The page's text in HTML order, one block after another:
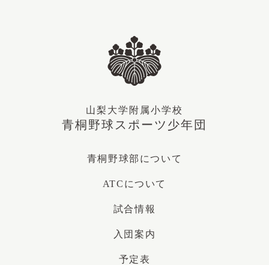
山梨大学附属小学校
青桐野球スポーツ少年団
青桐野球部について
ATCについて
試合情報
入団案内
予定表